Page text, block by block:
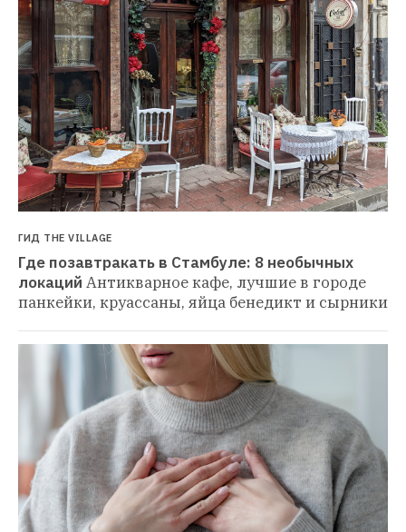
ГИД THE VILLAGE
Где позавтракать в Стамбуле: 8 необычных
локаций Антикварное кафе, лучшие в городе
панкейки, круассаны, яйца бенедикт и сырники